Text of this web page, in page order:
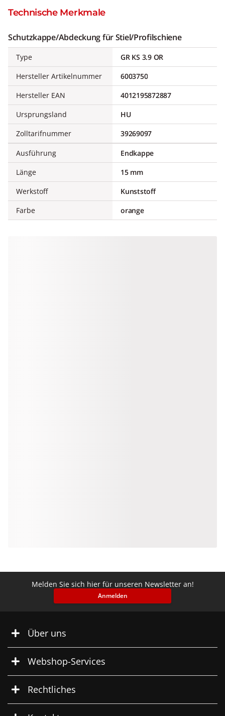
Technische Merkmale
Schutzkappe/Abdeckung für Stiel/Profilschiene
Type
GR KS 3.9 OR
Hersteller Artikelnummer
6003750
Hersteller EAN
4012195872887
Ursprungsland
HU
Zolltarifnummer
39269097
Ausführung
Endkappe
Länge
15 mm
Werkstoff
Kunststoff
Farbe
orange
Melden Sie sich hier für unseren Newsletter an!
Anmelden
Über uns
Webshop-Services
Rechtliches